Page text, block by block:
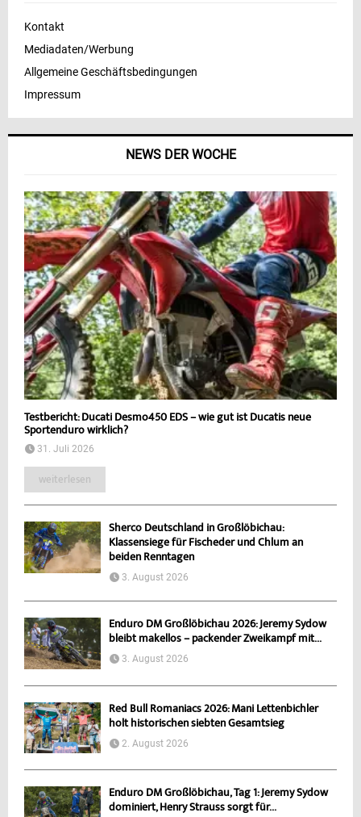
NEWS DER WOCHE
Testbericht: Ducati Desmo450 EDS – wie gut ist Ducatis neue
Sportenduro wirklich?
31. Juli 2026
weiterlesen
Sherco Deutschland in Großlöbichau:
Klassensiege für Fischeder und Chlum an
beiden Renntagen
3. August 2026
Enduro DM Großlöbichau 2026: Jeremy Sydow
bleibt makellos – packender Zweikampf mit...
3. August 2026
Red Bull Romaniacs 2026: Mani Lettenbichler
holt historischen siebten Gesamtsieg
2. August 2026
Enduro DM Großlöbichau, Tag 1: Jeremy Sydow
dominiert, Henry Strauss sorgt für...
Kontakt
Mediadaten/Werbung
Allgemeine Geschäftsbedingungen
Impressum